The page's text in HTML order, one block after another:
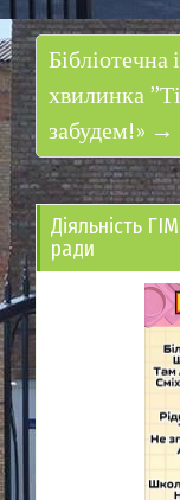
Бібліотечна
хвилинка
забудем!» →
Діяльність
ради